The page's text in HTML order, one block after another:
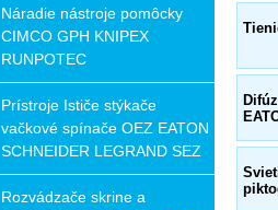
Náradie nástroje pomôcky
CIMCO GPH KNIPEX
RUNPOTEC
Prístroje Ističe stýkače
vačkové spínače OEZ EATON
SCHNEIDER LEGRAND SEZ
Rozvádzače skrine a